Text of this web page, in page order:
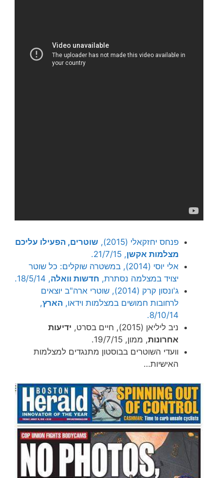
פנחס יחזקאלי (2015),
שוטרים, הפעילו עליכם
מצלמות אקשן, 21/7/15.
אלי יוסי (2014), במשטרה שוקלים: כל שוטר
יצויד במצלמה נסתרת, חדשות וואלה, 18/5/14.
ג'ונסון קרק (2014), שוטרי ארה"ב יוצאים
לרחובות חמושים במצלמות וידאו, הארץ,
8/10/14.
ניב ליליאן (2015), חיים בסרט,
ידיעות
אחרונות, ממון, 19/7/15.
וועדי השוטרים בבוסטון מתנגדים למצלמות
האישיות…